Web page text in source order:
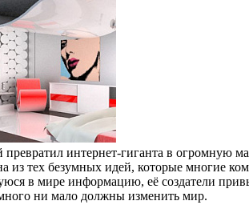
интернет-гиганта в огромную
из тех безумных идей, которые многие
в мире информацию, её создатели
ни мало должны изменить мир.